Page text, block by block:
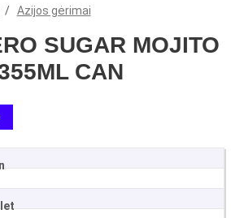
/ Azijos gėrimai
SUGAR MOJITO
CAN